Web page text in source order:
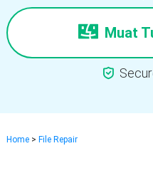
Muat

Home> File Repair